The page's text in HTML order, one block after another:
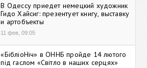
В Одессу приедет немецкий художник
Гидо Хайсиг: презентует книгу, выставку
и артобъекты
11 фев, 09:05
«БібліоНіч» в ОННБ пройде 14 лютого
під гаслом «Світло в наших серцях»